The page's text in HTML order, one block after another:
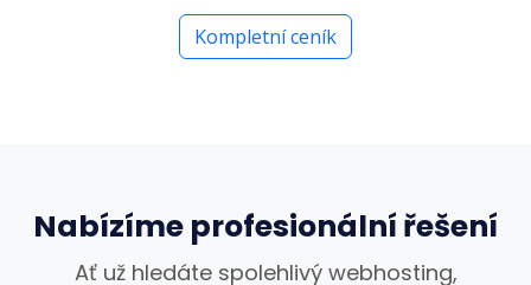
Kompletní ceník
Nabízíme profesionální řešení
Ať už hledáte spolehlivý webhosting,